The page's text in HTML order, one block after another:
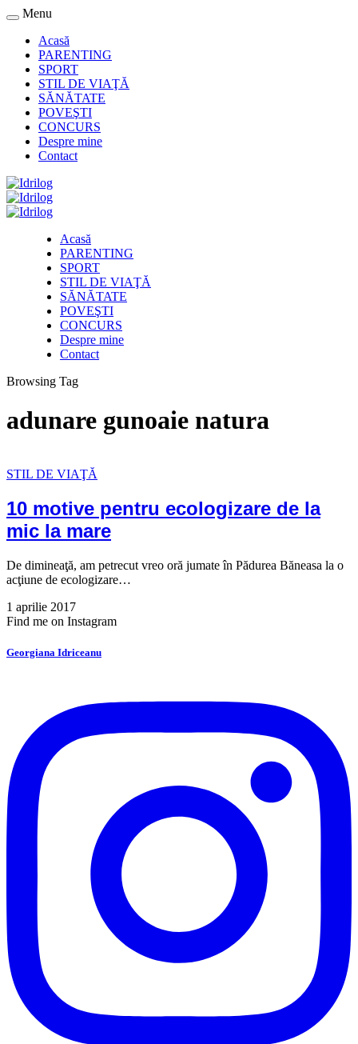
Menu
Acasă
PARENTING
SPORT
STIL DE VIAŢĂ
SĂNĂTATE
POVEŞTI
CONCURS
Despre mine
Contact
Acasă
PARENTING
SPORT
STIL DE VIAŢĂ
SĂNĂTATE
POVEŞTI
CONCURS
Despre mine
Contact
Browsing Tag
adunare gunoaie natura
STIL DE VIAŢĂ
10 motive pentru ecologizare de la
mic la mare
De dimineaţă, am petrecut vreo oră jumate în Pădurea Băneasa la o
acţiune de ecologizare…
1 aprilie 2017
Find me on Instagram
Georgiana Idriceanu